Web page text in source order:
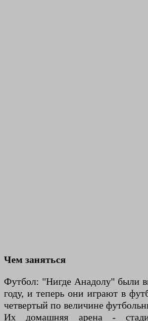
Чем заняться
Футбол: "Нигде Анадолу" были
году, и теперь они играют в
четвертый по величине
Их домашняя арена -